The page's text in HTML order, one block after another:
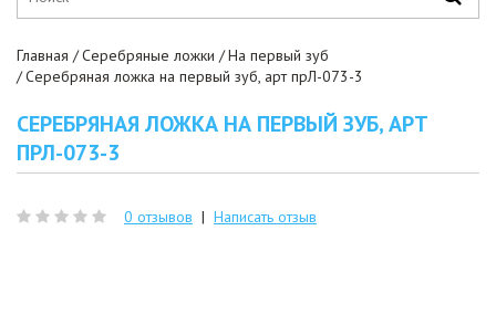
Главная Серебряные ложки
На первый зуб
Серебряная ложка на первый зуб, арт прЛ-073-3
СЕРЕБРЯНАЯ ЛОЖКА НА ПЕРВЫЙ ЗУБ, АРТ
ПРЛ-073-3
0 отзывов | Написать отзыв